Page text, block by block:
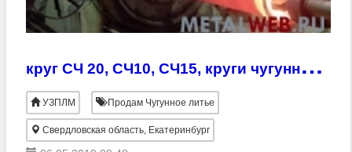
к
руг СЧ 20, СЧ10, СЧ15, круги чугунные СЧ-25, СЧ30, СЧ35
УЗПЛМ Продам Чугунное литье
Свердловская область, Екатеринбург